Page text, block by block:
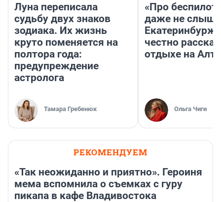
Луна переписала
судьбу двух знаков
зодиака. Их жизнь
круто поменяется на
полтора года:
предупреждение
астролога
Тамара Гребенюк
«Про
даже не
честно
отдыхе на
Ольга Чиги
РЕКОМЕНДУЕМ
«Так неожиданно и приятно». Героиня
мема вспомнила о съемках с гуру
пикапа в кафе Владивостока